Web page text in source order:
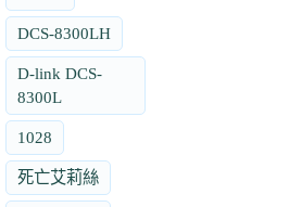
DCS-8300LH
D-link DCS-
8300L
1028
死亡艾莉絲